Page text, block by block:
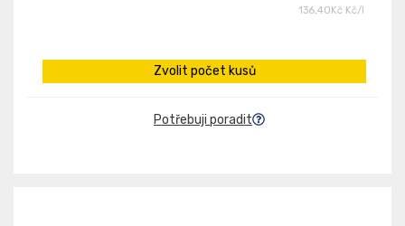
136,40Kč Kč/l
Zvolit počet kusů
Potřebuji poradit